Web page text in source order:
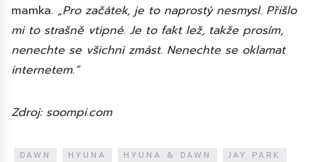
mamka. „Pro začátek, je to naprostý nesmysl. Přišlo
mi to strašně vtipné. Je to fakt lež, takže prosím,
nenechte se všichni zmást. Nenechte se oklamat
internetem.“
Zdroj: soompi.com
DAWN HYUNA HYUNA & DAWN
JAY PARK